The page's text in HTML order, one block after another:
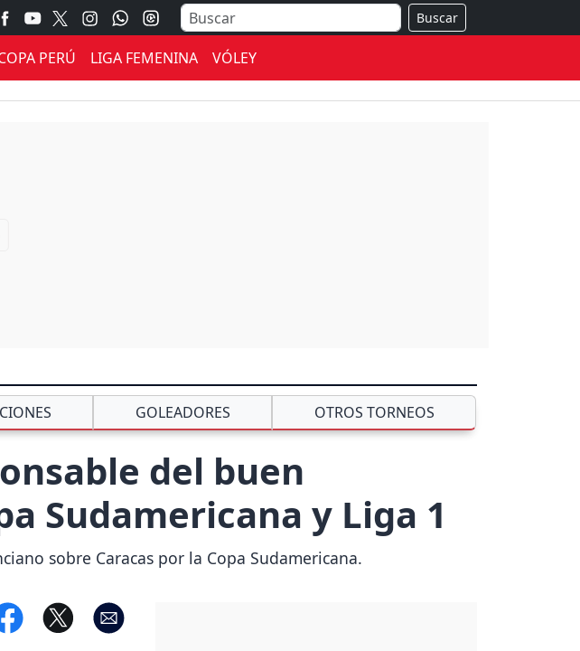
Buscar
PERÚ LIGA FEMENINA VÓLEY
GOLEADORES OTROS TORNEOS
del buen
Sudamericana y Liga 1
sobre Caracas por la Copa Sudamericana.